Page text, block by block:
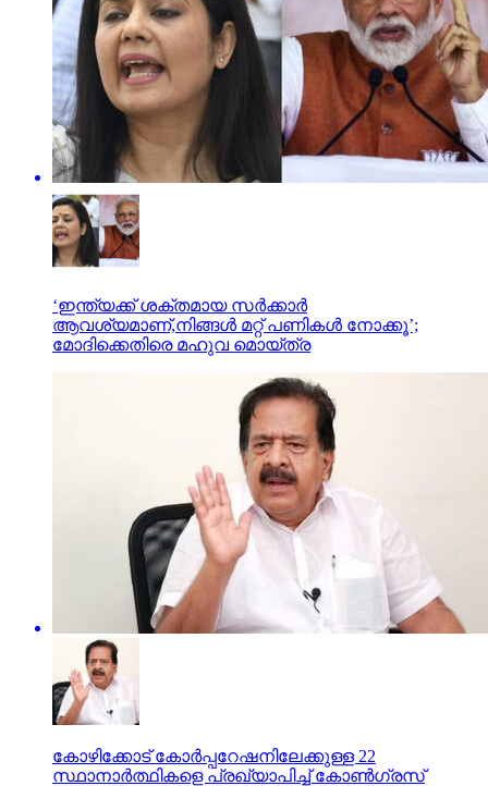
‘ഇന്ത്യക്ക് ശക്തമായ സർക്കാർ
ആവശ്യമാണ്,നിങ്ങൾ മറ്റ് പണികൾ നോക്കൂ’;
മോദിക്കെതിരെ മഹുവ മൊയ്ത്ര
കോഴിക്കോട് കോര്‍പ്പറേഷനിലേക്കുള്ള 22
സ്ഥാനാര്‍ത്ഥികളെ പ്രഖ്യാപിച്ച് കോണ്‍ഗ്രസ്